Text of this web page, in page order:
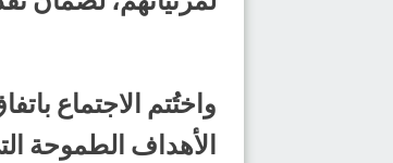
واختُتم الاجتماع
الأهداف الطموحة